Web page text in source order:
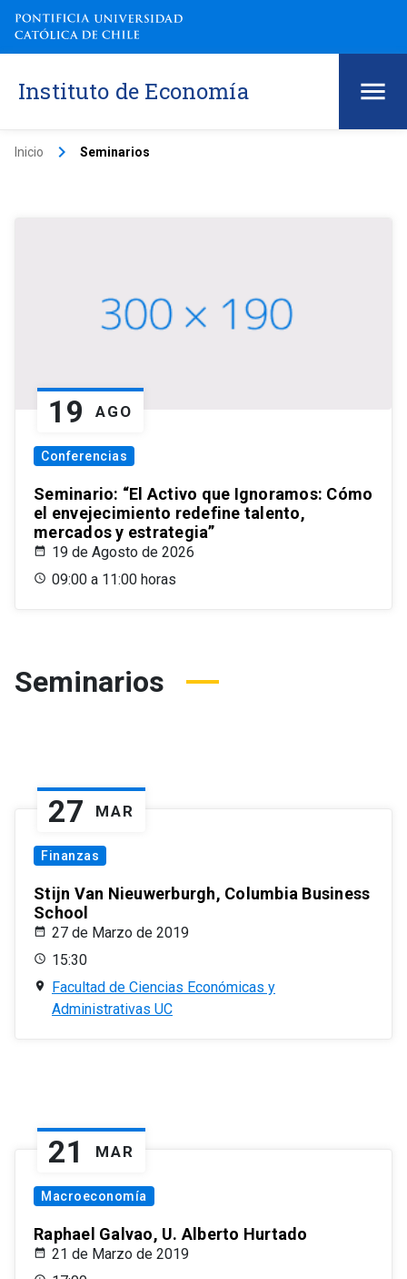
Instituto de Economía
Inicio keyboard_arrow_right Seminarios
19 AGO
Conferencias
Seminario: “El Activo que Ignoramos: Cómo
el envejecimiento redefine talento,
mercados y estrategia”
19 de Agosto de 2026
09:00 a 11:00 horas
Seminarios
27 MAR
Finanzas
Stijn Van Nieuwerburgh, Columbia Business
School
27 de Marzo de 2019
15:30
Facultad de Ciencias Económicas y
Administrativas UC
21 MAR
Macroeconomía
Raphael Galvao, U. Alberto Hurtado
21 de Marzo de 2019